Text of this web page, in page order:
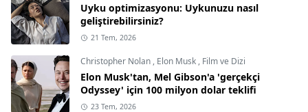
Uyku optimizasyonu: Uykunuzu nasıl
geliştirebilirsiniz?
21 Tem, 2026
Christopher Nolan , Elon Musk , Film ve Dizi
Elon Musk'tan, Mel Gibson'a 'gerçekçi
Odyssey' için 100 milyon dolar teklifi
23 Tem, 2026